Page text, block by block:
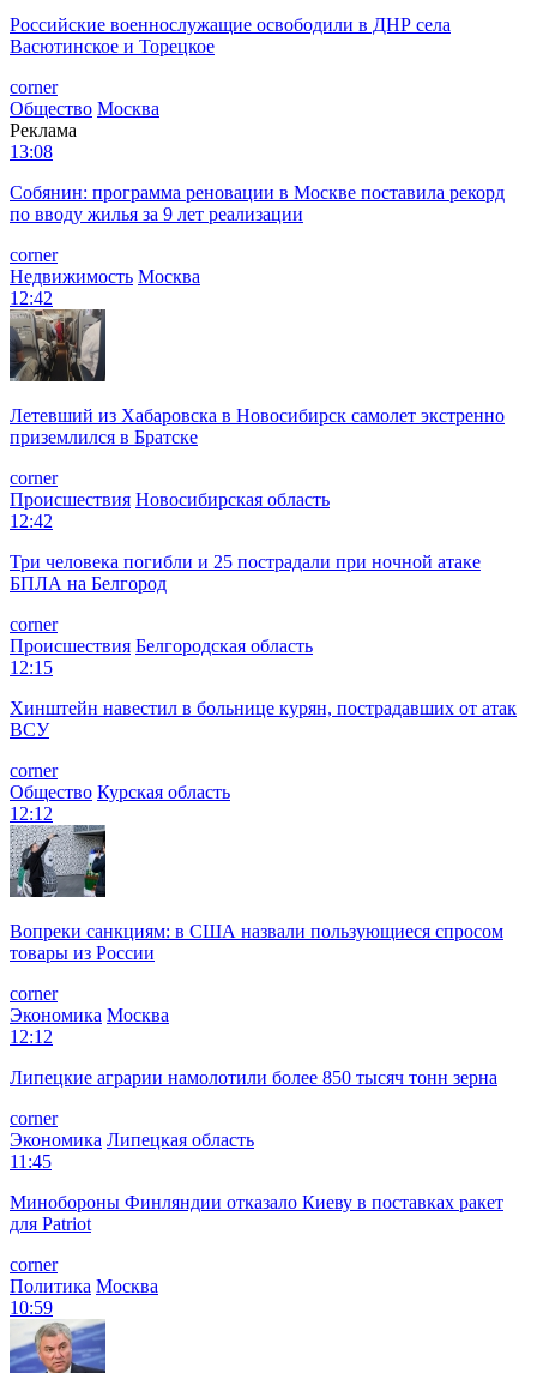
Российские военнослужащие освободили в ДНР села
Васютинское и Торецкое
corner
Общество Москва
Реклама
13:08
Собянин: программа реновации в Москве поставила рекорд
по вводу жилья за 9 лет реализации
corner
Недвижимость Москва
12:42
Летевший из Хабаровска в Новосибирск самолет экстренно
приземлился в Братске
corner
Происшествия Новосибирская область
12:42
Три человека погибли и 25 пострадали при ночной атаке
БПЛА на Белгород
corner
Происшествия Белгородская область
12:15
Хинштейн навестил в больнице курян, пострадавших от атак
ВСУ
corner
Общество Курская область
12:12
Вопреки санкциям: в США назвали пользующиеся спросом
товары из России
corner
Экономика Москва
12:12
Липецкие аграрии намолотили более 850 тысяч тонн зерна
corner
Экономика Липецкая область
11:45
Минобороны Финляндии отказало Киеву в поставках ракет
для Patriot
corner
Политика Москва
10:59